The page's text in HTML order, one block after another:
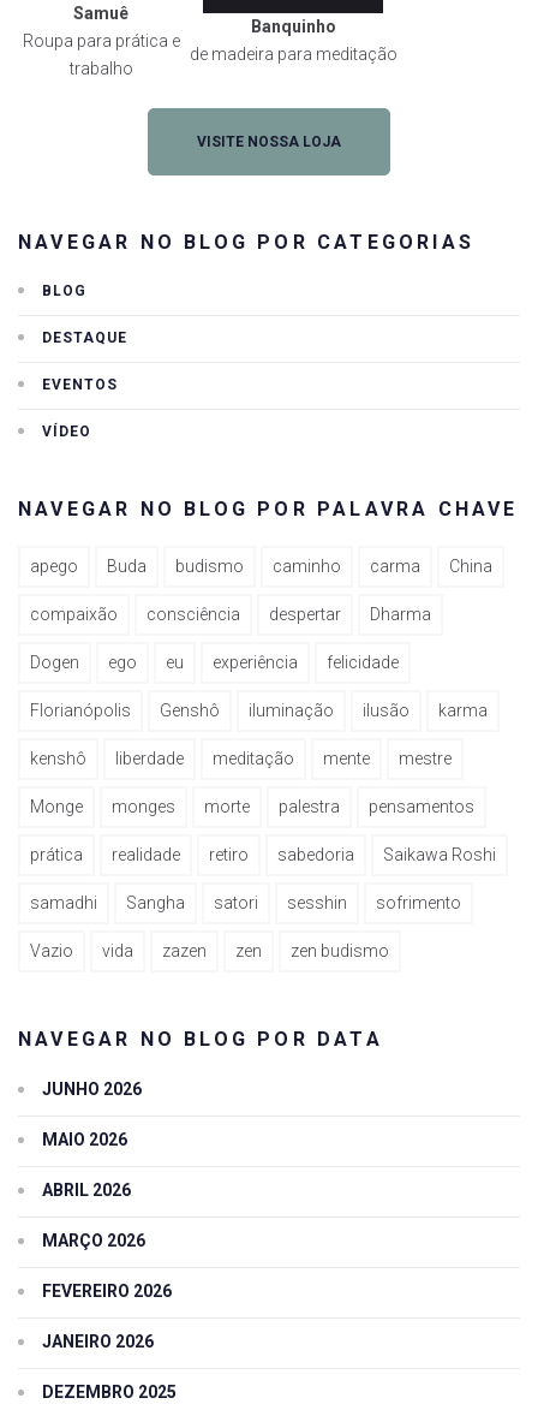
Samuê
Roupa para prática e
trabalho
Banquinho
de madeira para meditação
VISITE NOSSA LOJA
NAVEGAR NO BLOG POR CATEGORIAS
BLOG
DESTAQUE
EVENTOS
VÍDEO
NAVEGAR NO BLOG POR PALAVRA CHAVE
apego Buda budismo caminho carma China
compaixão consciência despertar Dharma
Dogen ego eu experiência felicidade
Florianópolis Genshô iluminação ilusão karma
kenshô liberdade meditação mente mestre
Monge monges morte palestra pensamentos
prática realidade retiro sabedoria Saikawa Roshi
samadhi Sangha satori sesshin sofrimento
Vazio vida zazen zen zen budismo
NAVEGAR NO BLOG POR DATA
JUNHO 2026
MAIO 2026
ABRIL 2026
MARÇO 2026
FEVEREIRO 2026
JANEIRO 2026
DEZEMBRO 2025